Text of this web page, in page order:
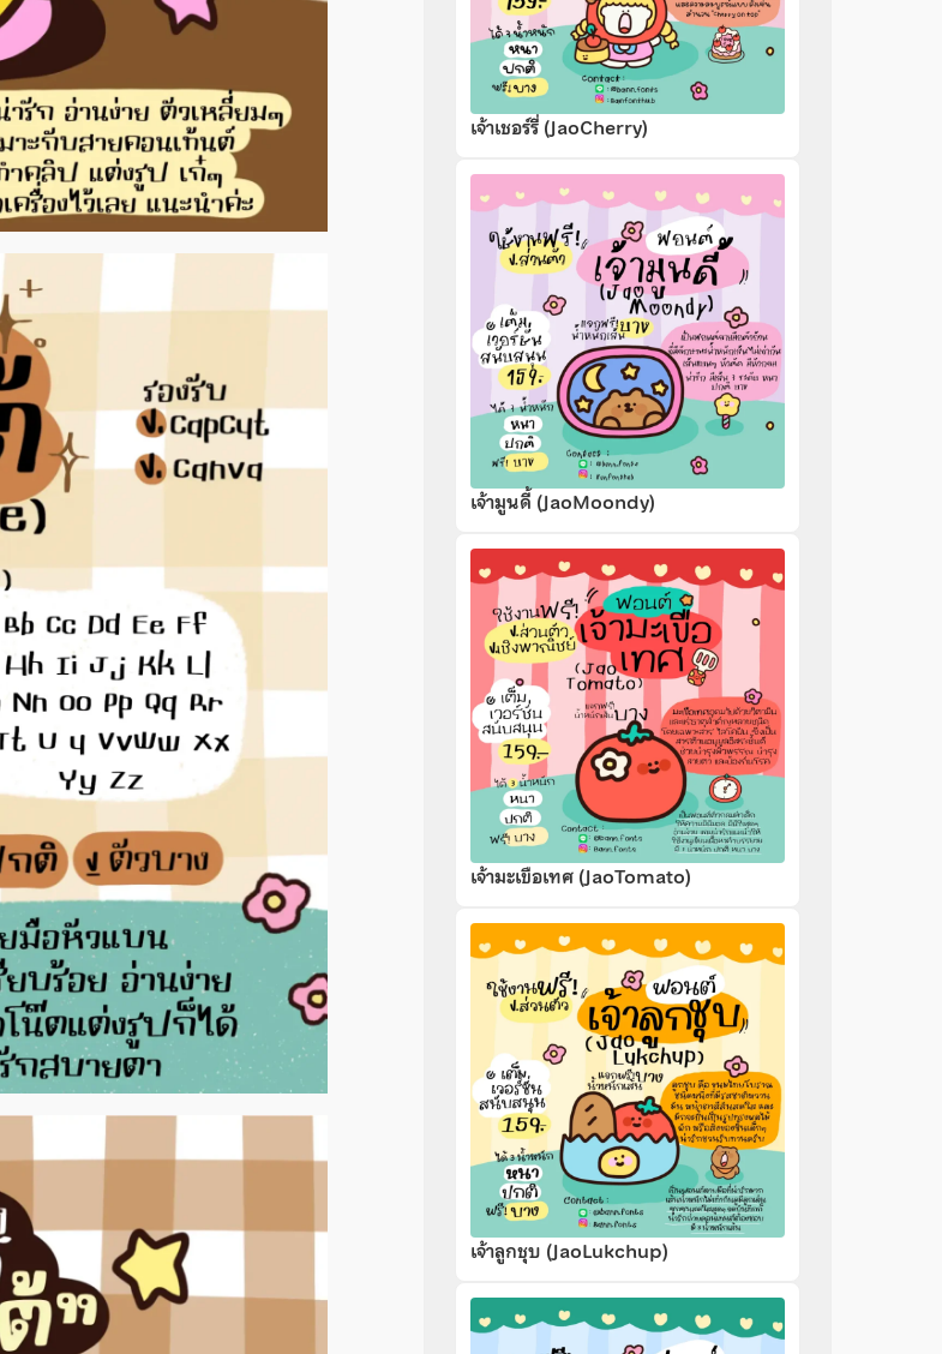
เจ้าเชอร์รี่ (JaoCherry)
เจ้ามูนดี้ (JaoMoondy)
เจ้ามะเขือเทศ (JaoTomato)
เจ้าลูกชุบ (JaoLukchup)